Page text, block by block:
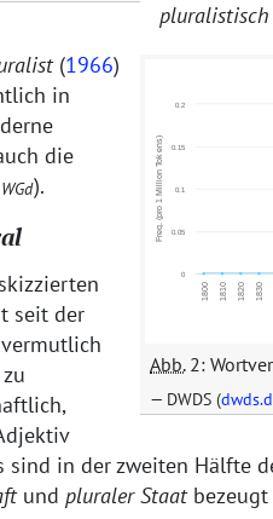
pluralistisch
Abb.2:
DWDS (
(1966)
in
die
WGd).
seit der
sind in der zweiten Hälfte
und pluraler Staatbezeugt